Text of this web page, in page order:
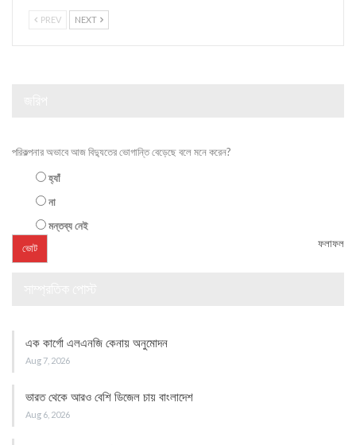
PREV NEXT
পরিকল্পনার অভাবে আজ বিদ্যুতের ভোগান্তি বেড়েছে বলে মনে করেন?
হ্যাঁ
না
মন্তব্য নেই
ফলাফল
এক কার্গো এলএনজি কেনায় অনুমোদন
Aug 7, 2026
ভারত থেকে আরও বেশি ডিজেল চায় বাংলাদেশ
Aug 6, 2026